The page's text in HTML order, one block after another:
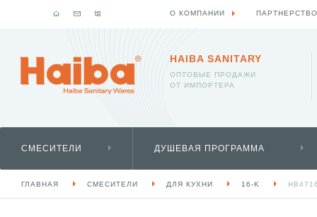
HAIBA SANITARY
ОПТОВЫЕ ПРОДАЖИ
ОТ ИМПОРТЕРА
СМЕСИТЕЛИ ДУШЕВАЯ ПРОГРАММА
ГЛАВНАЯ СМЕСИТЕЛИ ДЛЯ КУХНИ 16-K
О КОМПАНИИ ПАРТНЕРСТВО